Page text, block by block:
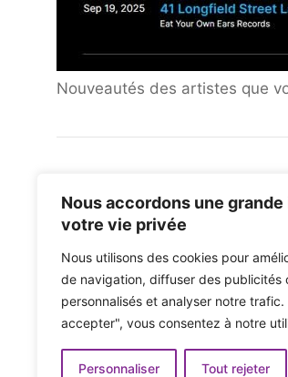
Nous accordons une
votre vie privée
Nous utilisons des cookies pour
de navigation, diffuser des publicités
personnalisés et analyser notre
accepter", vous consentez à notre
Personnaliser Tout rejeter
Nouveautés des artistes que
Nous savons que Letterboxd
rattrapées (suivre d'autres
des classements), mais pour
peut être un bon point de
historique musical personnel,
Deux autres hommes arrêtés en
Springsteen : Délivrez-moi de